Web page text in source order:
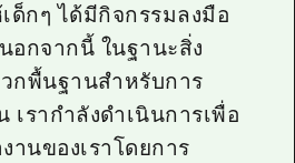
ด็กๆ ได้มีกิจกรรมลงมือ
กจากนี้ ในฐานะสิ่ง
กพื้นฐานสำหรับการ
เรากำลังดำเนินการเพื่อ
านของเราโดยการ